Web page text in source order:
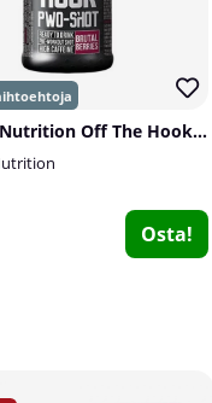
Chained Nutrition Off The Hook PWO-Shot, 60 ml
Osta!